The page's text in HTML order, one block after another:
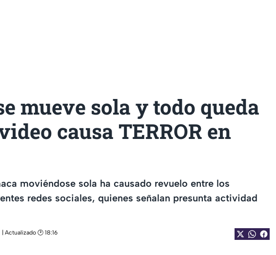
mueve sola y todo queda
causa TERROR en
moviéndose sola ha causado revuelo entre los
redes sociales, quienes señalan presunta actividad
| Actualizado 🕑 18:16